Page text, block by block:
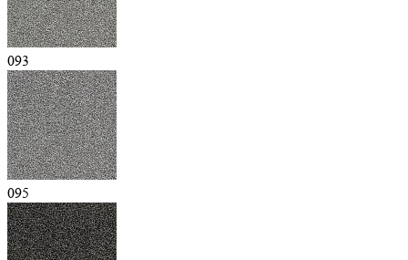
093
095